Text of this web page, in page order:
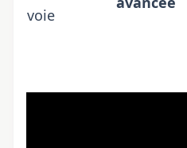
voie